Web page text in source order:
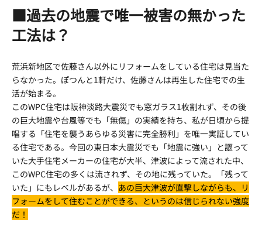
■過去の地震で唯一被害の無かった
工法は？
荒浜新地区で佐藤さん以外にリフォームをしている住宅は見当た
らなかった。ぽつんと1軒だけ、佐藤さんは再生した住宅での生
活が始まる。
このWPC住宅は阪神淡路大震災でも窓ガラス1枚割れず、その後
の巨大地震や台風等でも「無傷」の実績を持ち、私が日頃から提
唱する「住宅を襲うあらゆる災害に完全勝利」を唯一実証してい
る住宅である。今回の東日本大震災でも「地震に強い」と謳って
いた大手住宅メーカーの住宅が大半、津波によって流された中、
このWPC住宅の多くは流されず、その地に残っていた。「残って
いた」にもレベルがあるが、 あの巨大津波が直撃しながらも、リ
フォームをして住むことができる、というのは信じられない強度
だ！